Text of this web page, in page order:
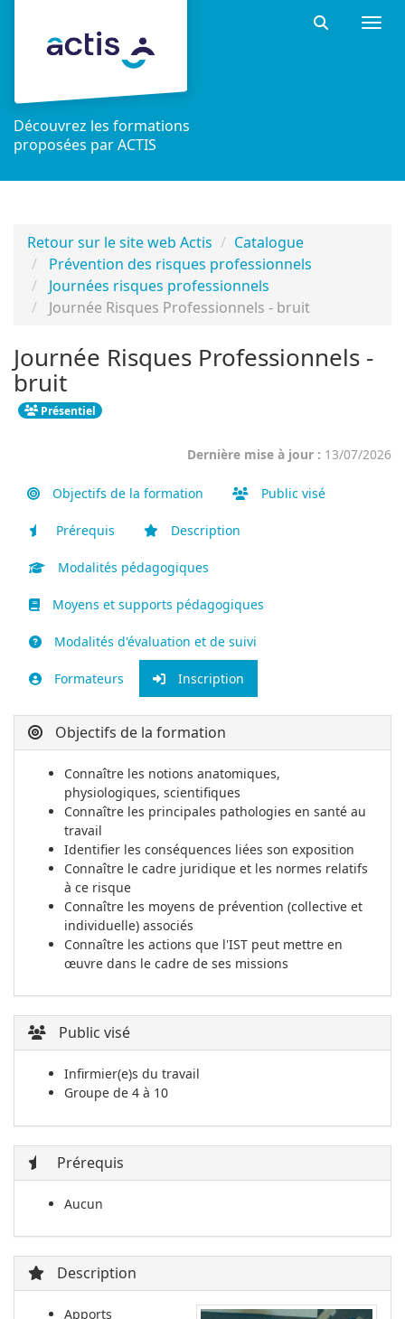
Découvrez les formations
proposées par ACTIS
Retour sur le site web Actis
Catalogue
Prévention des risques professionnels
Journées risques professionnels
Journée Risques Professionnels - bruit
Journée Risques Professionnels -
bruit
Présentiel
Dernière mise à jour : 13/07/2026
Objectifs de la formation Public visé
Prérequis Description
Modalités pédagogiques
Moyens et supports pédagogiques
Modalités d'évaluation et de suivi
Formateurs Inscription
Objectifs de la formation
Connaître les notions anatomiques,
physiologiques, scientifiques
Connaître les principales pathologies en santé au
travail
Identifier les conséquences liées son exposition
Connaître le cadre juridique et les normes relatifs
à ce risque
Connaître les moyens de prévention (collective et
individuelle) associés
Connaître les actions que l'IST peut mettre en
œuvre dans le cadre de ses missions
Public visé
Infirmier(e)s du travail
Groupe de 4 à 10
Prérequis
Aucun
Description
Apports